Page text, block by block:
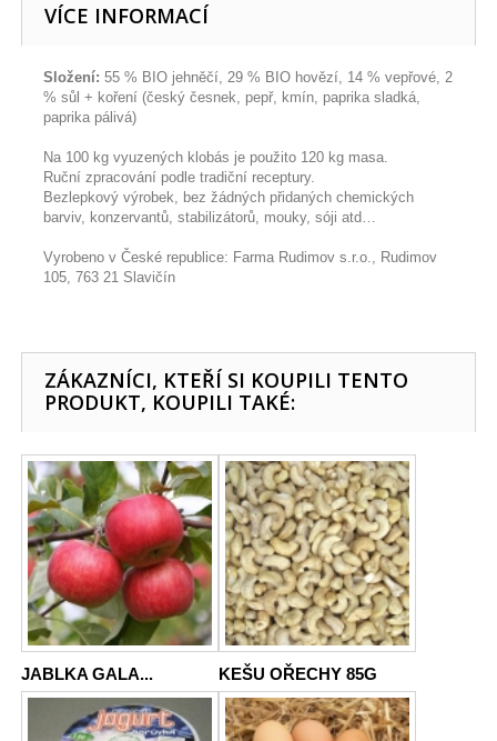
VÍCE INFORMACÍ
Složení: 55 % BIO jehněčí, 29 % BIO hovězí, 14 % vepřové, 2
% sůl + koření (český česnek, pepř, kmín, paprika sladká,
paprika pálivá)
Na 100 kg vyuzených klobás je použito 120 kg masa.
Ruční zpracování podle tradiční receptury.
Bezlepkový výrobek, bez žádných přidaných chemických
barviv, konzervantů, stabilizátorů, mouky, sóji atd…
Vyrobeno v České republice: Farma Rudimov s.r.o., Rudimov
105, 763 21 Slavičín
ZÁKAZNÍCI, KTEŘÍ SI KOUPILI TENTO
PRODUKT, KOUPILI TAKÉ:
JABLKA GALA... KEŠU OŘECHY 85G